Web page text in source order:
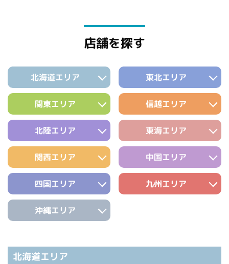
店舗を探す
北海道エリア 東北エリア
関東エリア 信越エリア
北陸エリア 東海エリア
関西エリア 中国エリア
四国エリア 九州エリア
沖縄エリア
北海道エリア